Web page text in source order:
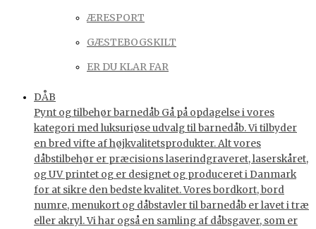
ÆRESPORT
GÆSTEBOGSKILT
ER DU KLAR FAR
DÅB
Pynt og tilbehør barnedåb Gå på opdagelse i vores
kategori med luksuriøse udvalg til barnedåb. Vi tilbyder
en bred vifte af højkvalitetsprodukter. Alt vores
dåbstilbehør er præcisions laserindgraveret, laserskåret,
og UV printet og er designet og produceret i Danmark
for at sikre den bedste kvalitet. Vores bordkort, bord
numre, menukort og dåbstavler til barnedåb er lavet i træ
eller akryl. Vi har også en samling af dåbsgaver, som er